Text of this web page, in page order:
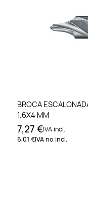
BROCA
1.6X4 MM
7,27 €IVA incl.
6,01 €IVA no incl.